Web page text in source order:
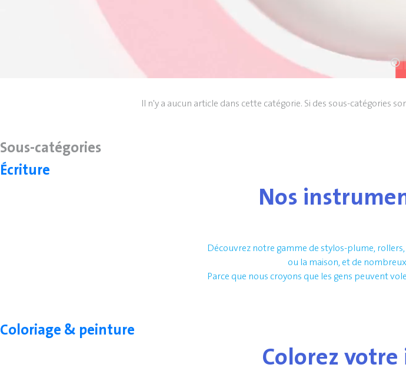
Il n'y a aucun article dans cette catégorie. Si des sous-catégories
Sous-catégories
Écriture
Nos
Découvrez notre gamme de stylos-plume,
ou la maison, et de
Parce que nous croyons que les gens peuvent
Coloriage & peinture
Colorez